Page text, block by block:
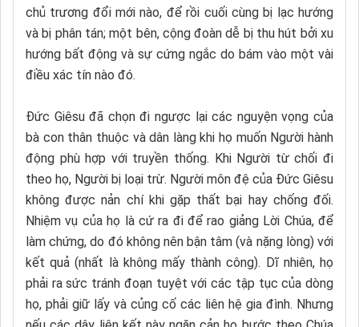
chủ trương đổi mới nào, để rồi cuối cùng bị lạc hướng
và bị phân tán; một bên, cộng đoàn dễ bị thu hút bởi xu
hướng bất động và sự cứng ngắc do bám vào một vài
điều xác tín nào đó.
Đức Giêsu đã chọn đi ngược lại các nguyện vọng của
bà con thân thuộc và dân làng khi họ muốn Người hành
động phù hợp với truyền thống. Khi Người từ chối đi
theo họ, Người bị loại trừ. Người môn đệ của Đức Giêsu
không được nản chí khi gặp thất bại hay chống đối.
Nhiệm vụ của họ là cứ ra đi để rao giảng Lời Chúa, để
làm chứng, do đó không nên bận tâm (và nặng lòng) với
kết quả (nhất là không mấy thành công). Dĩ nhiên, họ
phải ra sức tránh đoạn tuyệt với các tập tục của dòng
họ, phải giữ lấy và củng cố các liên hệ gia đình. Nhưng